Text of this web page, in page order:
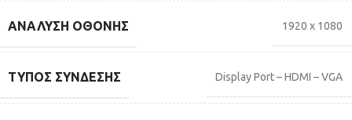
ΑΝΆΛΥΣΗ ΟΘΌΝΗΣ 1920 x 1080
ΤΎΠΟΣ ΣΎΝΔΕΣΗΣ Display Port – HDMI – VGA